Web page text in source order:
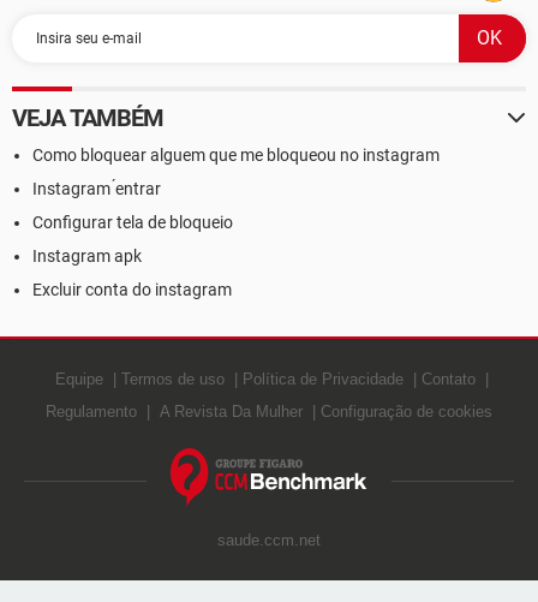
VEJA TAMBÉM
Como bloquear alguem que me bloqueou no instagram
Instagram ́entrar
Configurar tela de bloqueio
Instagram apk
Excluir conta do instagram
Equipe Termos de uso Política de Privacidade
Contato
Regulamento
A Revista Da Mulher Configuração de cookies
saude.ccm.net